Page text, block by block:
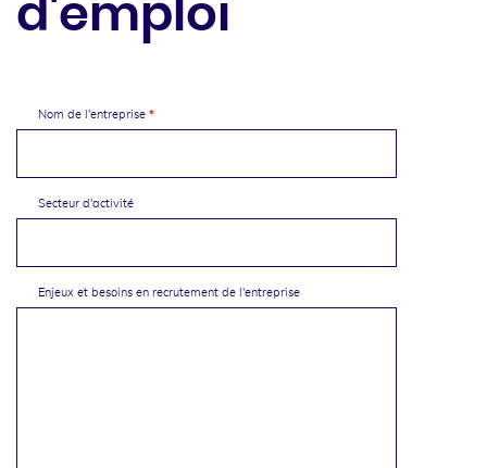
d'emploi
Nom de l'entreprise
Secteur d'activité
Enjeux et besoins en recrutement de l'entreprise